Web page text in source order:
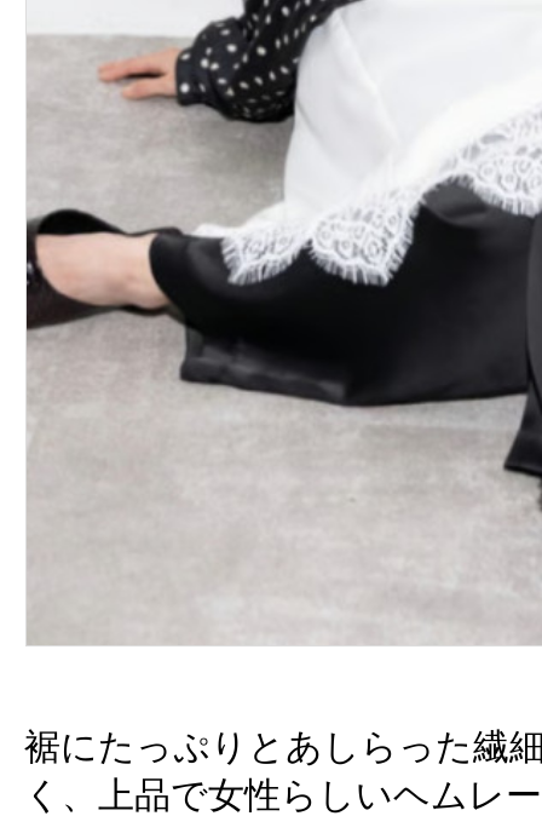
裾にたっぷりとあしらった繊
く、上品で女性らしいヘムレ